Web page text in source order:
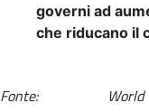
governi ad
che riducano il
Fonte: